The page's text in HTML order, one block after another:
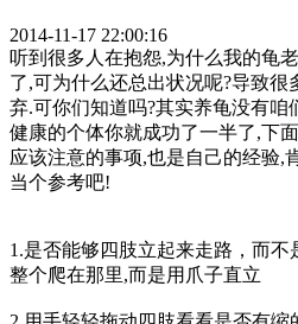
2014-11-17 22:00:16
听到很多人在抱怨,为什么我的龟
了,可为什么还总出状况呢?导致
弃.可你们知道吗?其实养龟没有咱
健康的个体你就成功了一半了,下
应该注意的事项,也是自己的经验,
当个参考吧!
1.是否能够四肢立起来走路，而
整个爬在那里,而是用爪子直立